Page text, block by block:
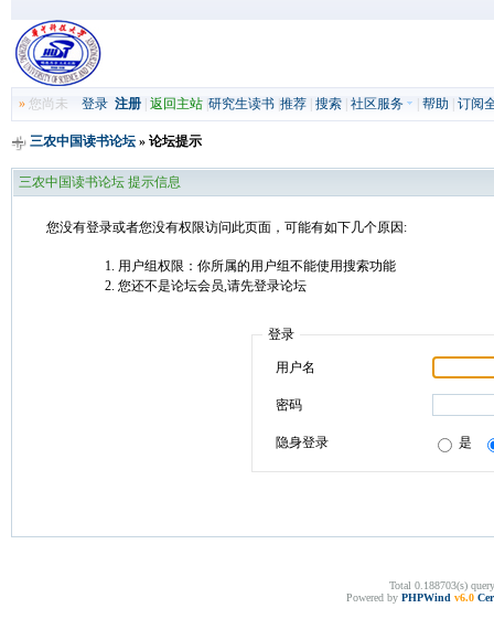
»您尚未 登录 注册| 返回主站| 研究生读书| 推荐| 搜索| 社区服务 帮助 订阅
三农中国读书论坛» 论坛提示
三农中国读书论坛 提示信息
您没有登录或者您没有权限访问此页面，可能有如下几个原因:
用户组权限：你所属的用户组不能使用搜索功能
您还不是论坛会员,请先登录论坛
登录
用户名
密码
隐身登录 是
Total 0.188703(s)
Powered by PHPWind v6.0